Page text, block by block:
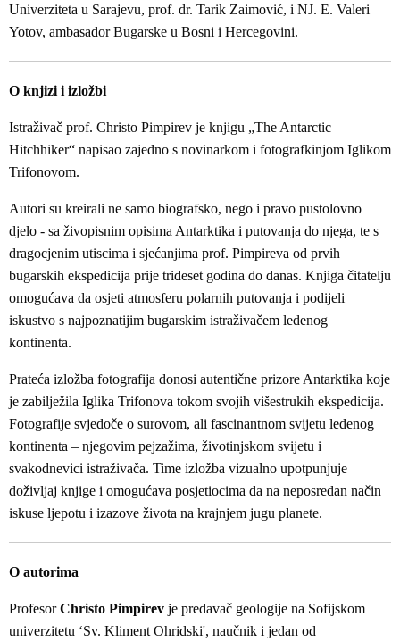
Univerziteta u Sarajevu, prof. dr. Tarik Zaimović, i NJ. E. Valeri
Yotov, ambasador Bugarske u Bosni i Hercegovini.
O knjizi i izložbi
Istraživač prof. Christo Pimpirev je knjigu „The Antarctic
Hitchhiker“ napisao zajedno s novinarkom i fotografkinjom Iglikom
Trifonovom.
Autori su kreirali ne samo biografsko, nego i pravo pustolovno
djelo - sa živopisnim opisima Antarktika i putovanja do njega, te s
dragocjenim utiscima i sjećanjima prof. Pimpireva od prvih
bugarskih ekspedicija prije trideset godina do danas. Knjiga čitatelju
omogućava da osjeti atmosferu polarnih putovanja i podijeli
iskustvo s najpoznatijim bugarskim istraživačem ledenog
kontinenta.
Prateća izložba fotografija donosi autentične prizore Antarktika koje
je zabilježila Iglika Trifonova tokom svojih višestrukih ekspedicija.
Fotografije svjedoče o surovom, ali fascinantnom svijetu ledenog
kontinenta – njegovim pejzažima, životinjskom svijetu i
svakodnevici istraživača. Time izložba vizualno upotpunjuje
doživljaj knjige i omogućava posjetiocima da na neposredan način
iskuse ljepotu i izazove života na krajnjem jugu planete.
O autorima
ProfesorChristo Pimpirev je predavač geologije na Sofijskom
univerzitetu ‘Sv. Kliment Ohridski', naučnik i jedan od